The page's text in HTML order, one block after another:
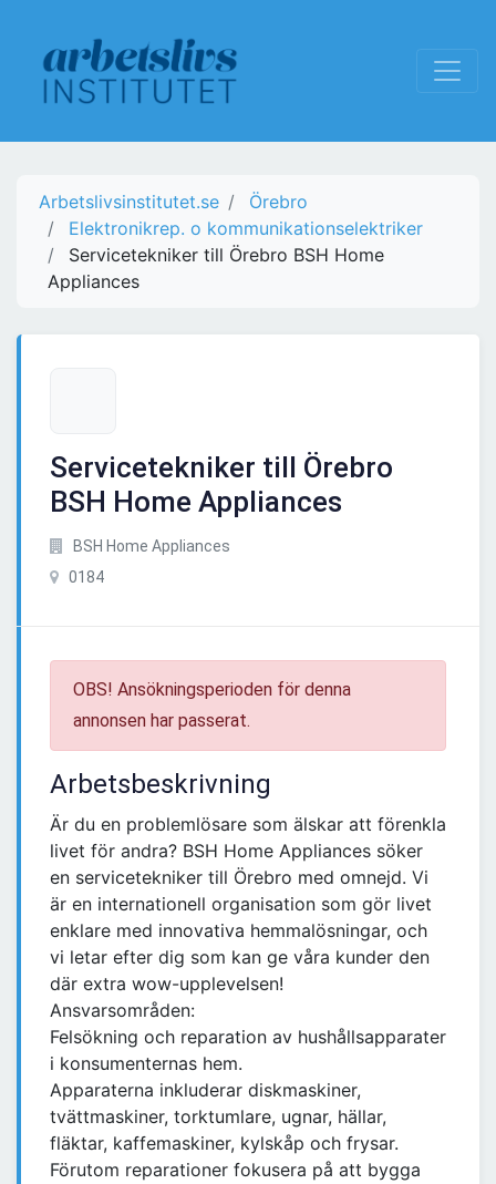
Arbetslivsinstitutet.se
Örebro
Elektronikrep. o kommunikationselektriker
Servicetekniker till Örebro BSH Home
Appliances
Servicetekniker till Örebro
BSH Home Appliances
BSH Home Appliances
0184
OBS! Ansökningsperioden för denna
annonsen har passerat.
Arbetsbeskrivning
Är du en problemlösare som älskar att förenkla
livet för andra? BSH Home Appliances söker
en servicetekniker till Örebro med omnejd. Vi
är en internationell organisation som gör livet
enklare med innovativa hemmalösningar, och
vi letar efter dig som kan ge våra kunder den
där extra wow-upplevelsen!
Ansvarsområden:
Felsökning och reparation av hushållsapparater
i konsumenternas hem.
Apparaterna inkluderar diskmaskiner,
tvättmaskiner, torktumlare, ugnar, hällar,
fläktar, kaffemaskiner, kylskåp och frysar.
Förutom reparationer fokusera på att bygga